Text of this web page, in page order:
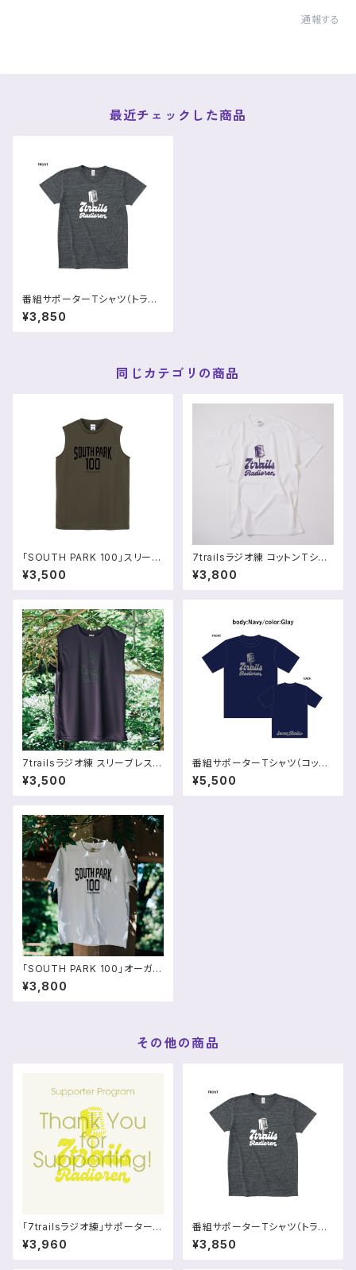
通報する
最近チェックした商品
番組サポーターTシャツ（トライ
ブレンド｜吸水・速乾）
¥3,850
同じカテゴリの商品
「SOUTH PARK 100」スリーブ
レスシャツ【予約販売】
¥3,500
7trailsラジオ練 コットンTシャ
ツ（コットン100%）
¥3,800
7trailsラジオ練 スリーブレスシ
ャツ
¥3,500
番組サポーターTシャツ（コット
ンライク・速乾）
¥5,500
「SOUTH PARK 100」オーガニ
ックコットンTシャツ
¥3,800
その他の商品
「7trailsラジオ練」サポータープ
ログラム
¥3,960
番組サポーターTシャツ（トライ
ブレンド｜吸水・速乾）
¥3,850